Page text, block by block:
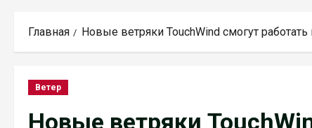
Главная Новые ветряки TouchWind смогут
Ветер
Новые ветряки